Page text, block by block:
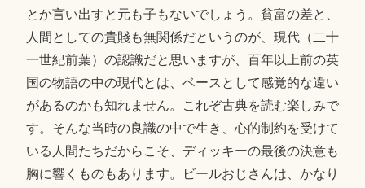
とか言い出すと元も子もないでしょう。貧富の差と、
人間としての貴賤も無関係だというのが、現代（二十
一世紀前葉）の認識だと思いますが、百年以上前の英
国の物語の中の現代とは、ベースとして感覚的な違い
があるのかも知れません。これぞ古典を読む楽しみで
す。そんな当時の良識の中で生き、心的制約を受けて
いる人間たちだからこそ、ディッキーの最後の決意も
胸に響くものもあります。ビールおじさんは、かなり